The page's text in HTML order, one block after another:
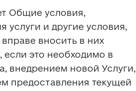
Общие условия,
услуги и другие условия,
вносить в них
это необходимо в
внедрением новой Услуги,
предоставления текущей